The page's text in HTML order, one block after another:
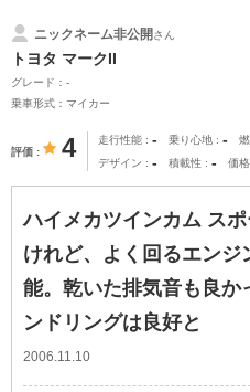
ニックネーム非公開さん
トヨタ マークII
グレード：-
乗車形式：マイカー
評価 4 走行性能 - 乗り心地 -
デザイン - 積載性 - 価格
ハイメカツインカム ス
けれど、よく回るエンジ
能。乾いた排気音も良か
ンドリングは良好と
2006.11.10